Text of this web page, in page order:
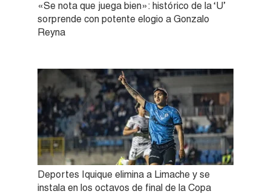
«Se nota que juega bien»: histórico de la ‘U’
sorprende con potente elogio a Gonzalo
Reyna
Deportes Iquique elimina a Limache y se
instala en los octavos de final de la Copa